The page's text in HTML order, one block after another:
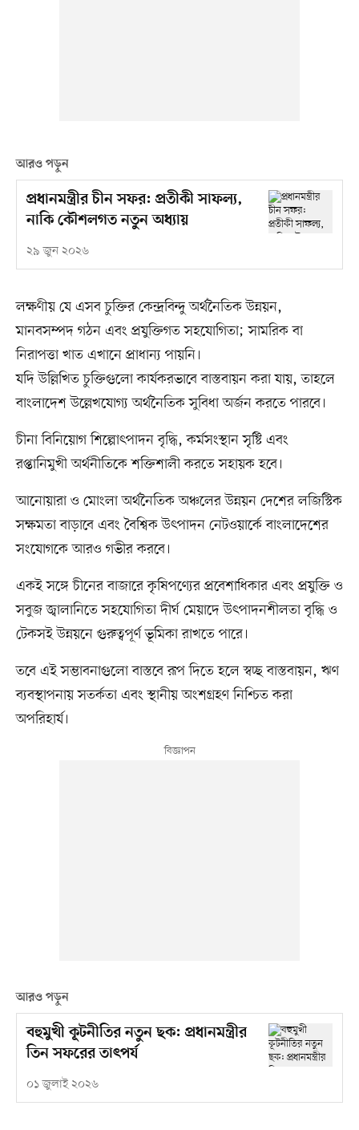
আরও পড়ুন
প্রধানমন্ত্রীর চীন সফর: প্রতীকী সাফল্য,
নাকি কৌশলগত নতুন অধ্যায়
২৯ জুন ২০২৬
লক্ষণীয় যে এসব চুক্তির কেন্দ্রবিন্দু অর্থনৈতিক উন্নয়ন,
মানবসম্পদ গঠন এবং প্রযুক্তিগত সহযোগিতা; সামরিক বা
নিরাপত্তা খাত এখানে প্রাধান্য পায়নি।
যদি উল্লিখিত চুক্তিগুলো কার্যকরভাবে বাস্তবায়ন করা যায়, তাহলে
বাংলাদেশ উল্লেখযোগ্য অর্থনৈতিক সুবিধা অর্জন করতে পারবে।
চীনা বিনিয়োগ শিল্পোৎপাদন বৃদ্ধি, কর্মসংস্থান সৃষ্টি এবং
রপ্তানিমুখী অর্থনীতিকে শক্তিশালী করতে সহায়ক হবে।
আনোয়ারা ও মোংলা অর্থনৈতিক অঞ্চলের উন্নয়ন দেশের লজিস্টিক
সক্ষমতা বাড়াবে এবং বৈশ্বিক উৎপাদন নেটওয়ার্কে বাংলাদেশের
সংযোগকে আরও গভীর করবে।
একই সঙ্গে চীনের বাজারে কৃষিপণ্যের প্রবেশাধিকার এবং প্রযুক্তি ও
সবুজ জ্বালানিতে সহযোগিতা দীর্ঘ মেয়াদে উৎপাদনশীলতা বৃদ্ধি ও
টেকসই উন্নয়নে গুরুত্বপূর্ণ ভূমিকা রাখতে পারে।
তবে এই সম্ভাবনাগুলো বাস্তবে রূপ দিতে হলে স্বচ্ছ বাস্তবায়ন, ঋণ
ব্যবস্থাপনায় সতর্কতা এবং স্থানীয় অংশগ্রহণ নিশ্চিত করা
অপরিহার্য।
আরও পড়ুন
বহুমুখী কূটনীতির নতুন ছক: প্রধানমন্ত্রীর
তিন সফরের তাৎপর্য
০১ জুলাই ২০২৬